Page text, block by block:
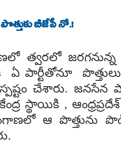
బీజేపీ నో.!
త్వరలో
ఏ పార్టీతోనూ పొత్తులు
చేశారు. జనసేన
స్థాయికి ,
ఆ పొత్తును